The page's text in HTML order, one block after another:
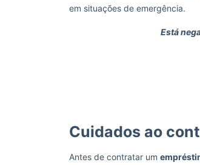
em situações de emergência.
Está
Cuidados ao
Antes de contratar um